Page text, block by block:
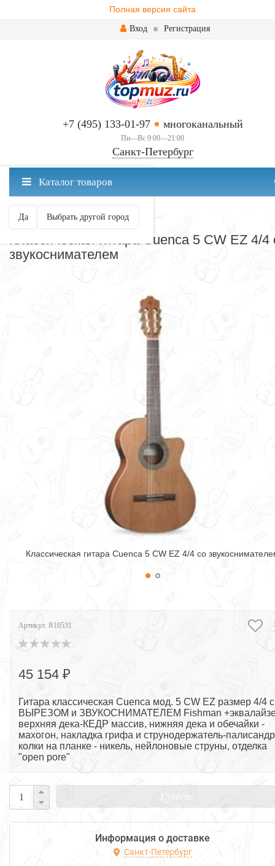
Полная версия сайта
Вход Регистрация
+7 (495) 133-01-97 многоканальный
Пн—Вс 9:00—21:00
Санкт-Петербург
Санкт-Петербург ваш город?
Да Выбрать другой город
Каталог товаров
КЛАССИЧЕСКИЕ
Классическая гитара Cuenca 5 CW EZ 4/4
звукоснимателем
Классическая гитара Cuenca 5 CW EZ 4/4 со
Артикул: R10531
45 154 ₽
Гитара классическая Cuenca мод. 5 CW EZ размер 4/4 с
ВЫРЕЗОМ и ЗВУКОСНИМАТЕЛЕМ Fishman
верхняя дека-КЕДР массив, нижняя дека и обечайки -
махогон, накладка грифа и струнодержатель-
колки на планке - никель, нейлоновые струны, отделка
"open pore"
Купить
Информация о доставке
Санкт-Петербург